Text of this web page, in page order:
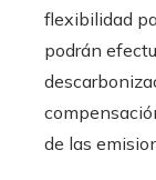
flexibilidad
podrán
de las